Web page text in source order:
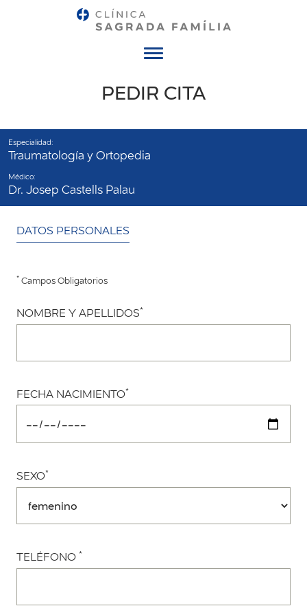
PEDIR CITA
Especialidad:
Traumatología y Ortopedia
Médico:
Dr. Josep Castells Palau
DATOS PERSONALES
* Campos Obligatorios
NOMBRE Y APELLIDOS*
FECHA NACIMIENTO*
SEXO*
TELÉFONO *